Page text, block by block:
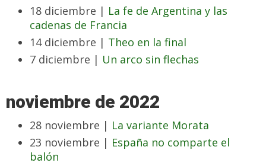
18 diciembre | La fe de Argentina y las
cadenas de Francia
14 diciembre | Theo en la final
7 diciembre | Un arco sin flechas
noviembre de 2022
28 noviembre | La variante Morata
23 noviembre | España no comparte el
balón